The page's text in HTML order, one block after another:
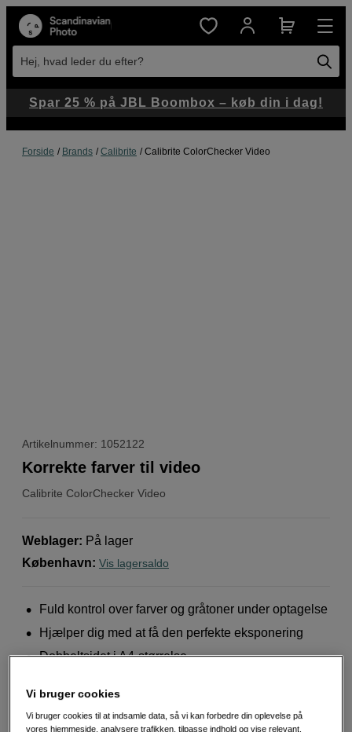
Hej, hvad leder du efter?
Forside Brands Calibrite Calibrite ColorChecker Video
Artikelnummer: 1052122
Calibrite ColorChecker Video
Korrekte farver til video
Weblager: På lager
København: Vis lagersaldo
Fuld kontrol over farver og gråtoner under optagelse
Hjælper dig med at få den perfekte eksponering
Dobbeltsidet i A4-størrelse
Spar 25 % på JBL Boombox – køb din i dag!
Vi bruger cookies
Vi bruger cookies til at indsamle data, så vi kan forbedre din oplevelse på
vores hjemmeside, analysere trafikken, tilpasse indhold og vise relevant,